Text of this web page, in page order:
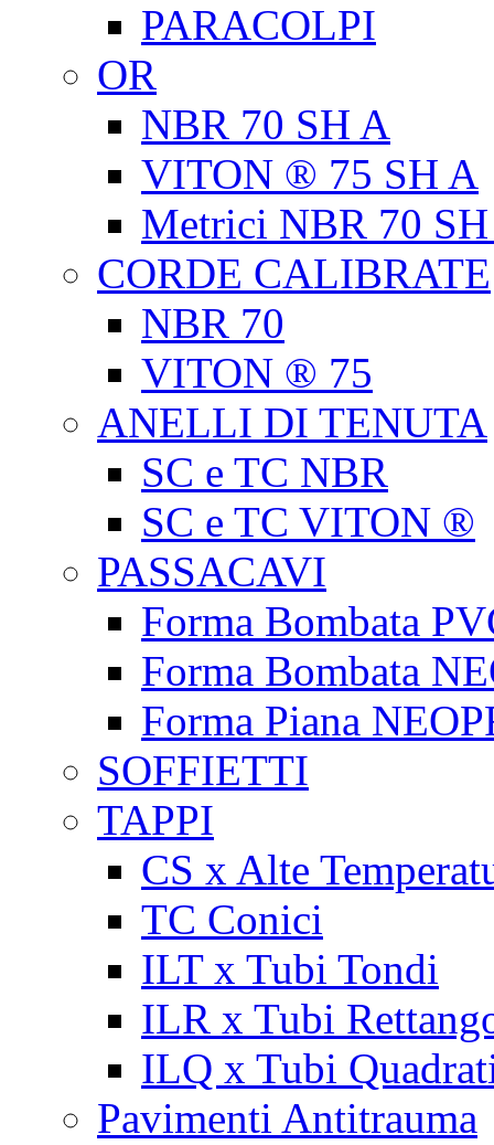
PARACOLPI
OR
NBR 70 SH A
VITON ® 75 SH A
Metrici NBR 70
CORDE CALIBRATE
NBR 70
VITON ® 75
ANELLI DI TENUTA
SC e TC NBR
SC e TC VITON ®
PASSACAVI
Forma Bombata
Forma Bombata
Forma Piana
SOFFIETTI
TAPPI
CS x Alte
TC Conici
ILT x Tubi Tondi
ILR x Tubi
ILQ x Tubi
Pavimenti Antitrauma